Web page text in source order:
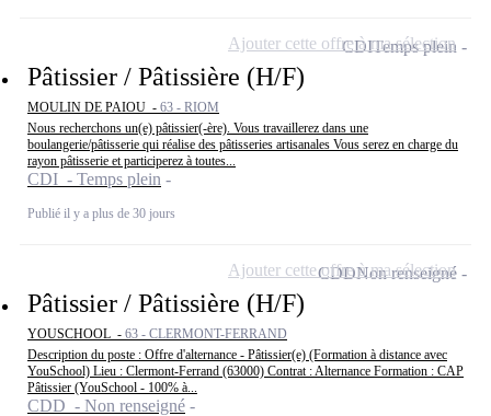
Pâtissier / Pâtissière (H/F)
MOULIN DE PAIOU - 63 - RIOM
Nous recherchons un(e) pâtissier(-ère). Vous travaillerez dans une
boulangerie/pâtisserie qui réalise des pâtisseries artisanales Vous serez en charge du
rayon pâtisserie et participerez à toutes...
CDI - Temps plein
Publié il y a plus de 30 jours
CDITemps plein
Ajouter cette offre à ma sélection
Pâtissier / Pâtissière (H/F)
YOUSCHOOL - 63 - CLERMONT-FERRAND
Description du poste : Offre d'alternance - Pâtissier(e) (Formation à distance avec
YouSchool) Lieu : Clermont-Ferrand (63000) Contrat : Alternance Formation : CAP
Pâtissier (YouSchool - 100% à...
CDD - Non renseigné
CDDNon renseigné
Ajouter cette offre à ma sélection